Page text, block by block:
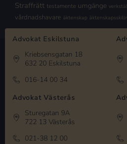
Straffrätt testamente umgänge
vårdnadshavare äktenskap
Advokat Eskilstuna
Kriebsensgatan 18
632 20 Eskilstuna
016-14 00 34
Advokat Västerås
Sturegatan 9A
722 13 Västerås
021-38 12 00